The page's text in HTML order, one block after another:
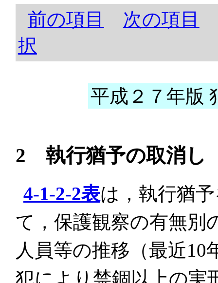
前の項目
次の項目
択
平成２７年版
2 執行猶予の取消し
4-1-2-2表は，執行猶
て，保護観察の有無別
人員等の推移（最近
犯により禁錮以上の実